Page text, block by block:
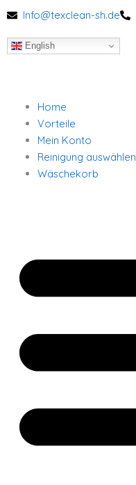
Inhalt
springen
Info@texclean-sh.de
English
Home
Vorteile
Mein Konto
Reinigung auswählen
Wäschekorb